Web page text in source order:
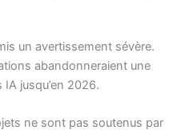
un avertissement sévère.
abandonneraient une
jusqu’en 2026.
ne sont pas soutenus par